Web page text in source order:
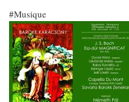
Musique